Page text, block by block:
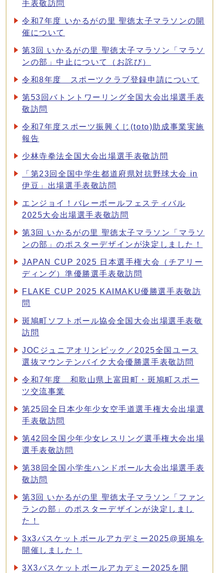
手表敬訪問
令和7年度 いかるがの里 聖徳太子マラソンの開
催について
第3回 いかるがの里 聖徳太子マラソン「マラソ
ンの部」中止について（お詫び）
令和8年度 スポーツクラブ登録申請について
第53回バトントワーリング全国大会出場選手表
敬訪問
令和7年度スポーツ振興くじ(toto)助成事業実施
報告
少林寺拳法全国大会出場選手表敬訪問
「第23回全国中学生都道府県対抗野球大会 in
伊豆」出場選手表敬訪問
エンジョイ！バレーボールフェスティバル
2025大会出場選手表敬訪問
第3回 いかるがの里 聖徳太子マラソン「マラソ
ンの部」のポスターデザインが決定しました！
JAPAN CUP 2025 日本選手権大会（チアリー
ディング）準優勝選手表敬訪問
FLAKE CUP 2025 KAIMAKU優勝選手表敬訪
問
斑鳩町ソフトボール協会全国大会出場選手表敬
訪問
JOCジュニアオリンピック／2025全国ユース
選抜マウンテンバイク大会優勝選手表敬訪問
令和7年度 和歌山県上富田町・斑鳩町スポー
ツ交流事業
第25回全日本少年少女空手道選手権大会出場選
手表敬訪問
第42回全国少年少女レスリング選手権大会出場
選手表敬訪問
第38回全国小学生ハンドボール大会出場選手表
敬訪問
第3回 いかるがの里 聖徳太子マラソン「ファン
ランの部」のポスターデザインが決定しまし
た！
3x3バスケットボールアカデミー2025@斑鳩を
開催しました！
3X3バスケットボールアカデミー2025を開